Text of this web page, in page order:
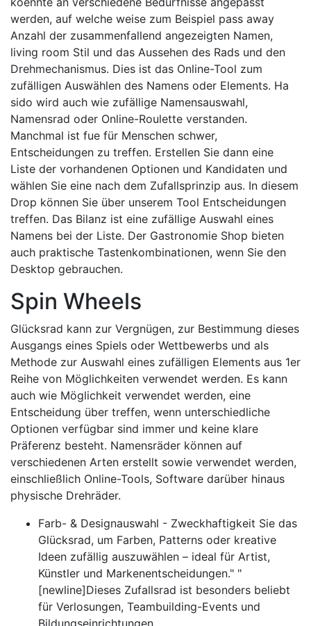
werden, auf welche weise zum Beispiel pass away
Anzahl der zusammenfallend angezeigten Namen,
living room Stil und das Aussehen des Rads und den
Drehmechanismus. Dies ist das Online-Tool zum
zufälligen Auswählen des Namens oder Elements. Ha
sido wird auch wie zufällige Namensauswahl,
Namensrad oder Online-Roulette verstanden.
Manchmal ist fue für Menschen schwer,
Entscheidungen zu treffen. Erstellen Sie dann eine
Liste der vorhandenen Optionen und Kandidaten und
wählen Sie eine nach dem Zufallsprinzip aus. In diesem
Drop können Sie über unserem Tool Entscheidungen
treffen. Das Bilanz ist eine zufällige Auswahl eines
Namens bei der Liste. Der Gastronomie Shop bieten
auch praktische Tastenkombinationen, wenn Sie den
Desktop gebrauchen.
Spin Wheels
Glücksrad kann zur Vergnügen, zur Bestimmung dieses
Ausgangs eines Spiels oder Wettbewerbs und als
Methode zur Auswahl eines zufälligen Elements aus 1er
Reihe von Möglichkeiten verwendet werden. Es kann
auch wie Möglichkeit verwendet werden, eine
Entscheidung über treffen, wenn unterschiedliche
Optionen verfügbar sind immer und keine klare
Präferenz besteht. Namensräder können auf
verschiedenen Arten erstellt sowie verwendet werden,
einschließlich Online-Tools, Software darüber hinaus
physische Drehräder.
Farb- & Designauswahl - Zweckhaftigkeit Sie das
Glücksrad, um Farben, Patterns oder kreative
Ideen zufällig auszuwählen – ideal für Artist,
Künstler und Markenentscheidungen." "
[newline]Dieses Zufallsrad ist besonders beliebt
für Verlosungen, Teambuilding-Events und
Bildungseinrichtungen.